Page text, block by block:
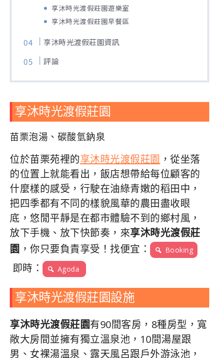
享沐時光渡假莊園遊樂室
享沐時光渡假莊園早餐區
享沐時光渡假莊園資訊
評論
享沐時光渡假莊園
苗栗泡湯、碳酸氫鈉泉
位於苗栗苑裡的享沐時光渡假莊園 ，從坐落
的位置上就能看出，飯店想帶給每位顧客的
什麼樣的感受，行駛在油綠青嫩的稻田中，
把四季都有不同的樣貌風華的農田盡收眼
底，悠閒平靜是在都市體驗不到的鄉村風，
放下手機、放下快節奏，來享沐時光渡假莊
園 ，你只要負責享受！找便宜： Booking
即時： Agoda
享沐時光渡假莊園設施
享沐時光渡假莊園有90間客房，8種房型，寬
敞大房間並擁有獨立溫泉池，10間湯屋跟
男、女裸湯溫泉、露天風呂跟戶外游泳池，